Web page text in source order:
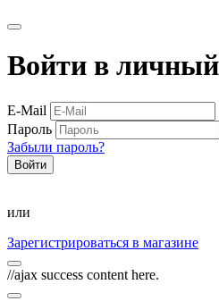
Войти в
E-Mail
Пароль
Забыли пароль?
или
Зарегистрироваться в магазине
//ajax success content here.